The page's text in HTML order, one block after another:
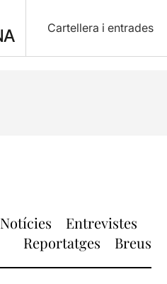
Cartellera i entrades
Notícies
Entrevistes
Reportatges
Breus